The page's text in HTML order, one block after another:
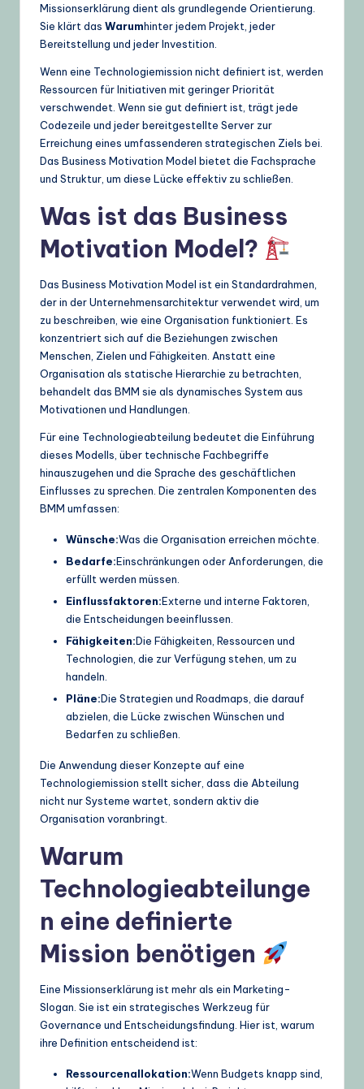
U
p
Missionserklärung dient als grundlegende Orientierung.
Sie klärt das Warumhinter jedem Projekt, jeder
Bereitstellung und jeder Investition.
Wenn eine Technologiemission nicht definiert ist, werden
Ressourcen für Initiativen mit geringer Priorität
verschwendet. Wenn sie gut definiert ist, trägt jede
Codezeile und jeder bereitgestellte Server zur
Erreichung eines umfassenderen strategischen Ziels bei.
Das Business Motivation Model bietet die Fachsprache
und Struktur, um diese Lücke effektiv zu schließen.
Was ist das Business
Motivation Model?
Das Business Motivation Model ist ein Standardrahmen,
der in der Unternehmensarchitektur verwendet wird, um
zu beschreiben, wie eine Organisation funktioniert. Es
konzentriert sich auf die Beziehungen zwischen
Menschen, Zielen und Fähigkeiten. Anstatt eine
Organisation als statische Hierarchie zu betrachten,
behandelt das BMM sie als dynamisches System aus
Motivationen und Handlungen.
Für eine Technologieabteilung bedeutet die Einführung
dieses Modells, über technische Fachbegriffe
hinauszugehen und die Sprache des geschäftlichen
Einflusses zu sprechen. Die zentralen Komponenten des
BMM umfassen:
Wünsche:Was die Organisation erreichen möchte.
Bedarfe:Einschränkungen oder Anforderungen, die
erfüllt werden müssen.
Einflussfaktoren:Externe und interne Faktoren,
die Entscheidungen beeinflussen.
Fähigkeiten:Die Fähigkeiten, Ressourcen und
Technologien, die zur Verfügung stehen, um zu
handeln.
Pläne:Die Strategien und Roadmaps, die darauf
abzielen, die Lücke zwischen Wünschen und
Bedarfen zu schließen.
Die Anwendung dieser Konzepte auf eine
Technologiemission stellt sicher, dass die Abteilung
nicht nur Systeme wartet, sondern aktiv die
Organisation voranbringt.
Warum
Technologieabteilunge
n eine definierte
Mission benötigen
Eine Missionserklärung ist mehr als ein Marketing-
Slogan. Sie ist ein strategisches Werkzeug für
Governance und Entscheidungsfindung. Hier ist, warum
ihre Definition entscheidend ist:
Ressourcenallokation:Wenn Budgets knapp sind,